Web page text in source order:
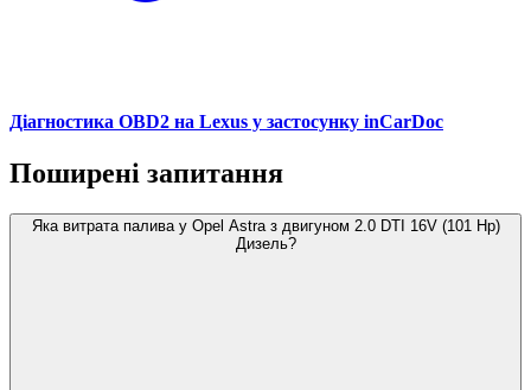
Діагностика OBD2 на Lexus у застосунку inCarDoc
Поширені запитання
Яка витрата палива у Opel Astra з двигуном 2.0 DTI 16V (101 Hp)
Дизель?